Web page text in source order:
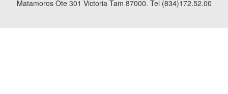
Matamoros Ote 301 Victoria Tam 87000. Tel (834)172.52.00